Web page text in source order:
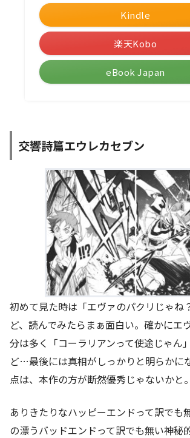
Kindle
楽天Kobo
eBook Japan
交響詩篇エウレカセブン
初めて見た時は「エヴァのパクリじゃね
ど、読んでみたらまぁ面白い。確かにエ
分は多く「コーラリアンって使途じゃん
ど…最後には真相がしっかりと明らかに
点は、本作の方が断然優秀じゃないかと。
ありきたりなハッピーエンドって訳でも
の漂うバッドエンドって訳でも無い神秘